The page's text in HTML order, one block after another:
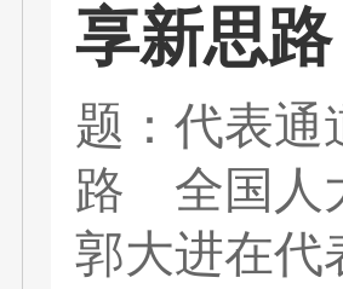
享新思路
题：代表通
路 全国人
郭大进在代